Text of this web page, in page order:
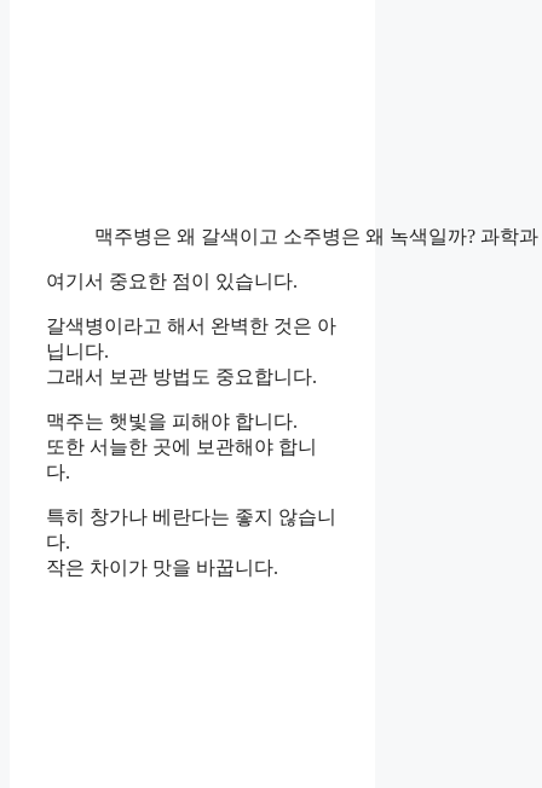
맥주병은 왜 갈색이고 소주병은 왜 녹색일까? 과학
여기서 중요한 점이 있습니다.
갈색병이라고 해서 완벽한 것은 아
닙니다.
그래서 보관 방법도 중요합니다.
맥주는 햇빛을 피해야 합니다.
또한 서늘한 곳에 보관해야 합니
다.
특히 창가나 베란다는 좋지 않습니
다.
작은 차이가 맛을 바꿉니다.